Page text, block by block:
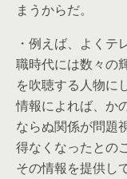
まうからだ。
・例えば、よく
職時代には数々の
を吹聴する人物に
情報によれば、か
ならぬ関係が問題
得なくなったとの
その情報を提供し